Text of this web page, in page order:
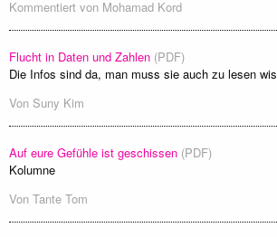
Kommentiert von Mohamad Kord
Flucht in Daten und Zahlen (PDF)
Die Infos sind da, man muss sie auch zu lesen
Von Suny Kim
Auf eure Gefühle ist geschissen (PDF)
Kolumne
Von Tante Tom